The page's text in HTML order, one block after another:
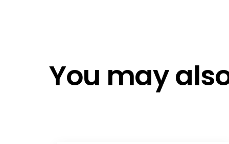
Optimizer Upgrade Guide for
Conditions - EN
Conditions - DE/EN
You may